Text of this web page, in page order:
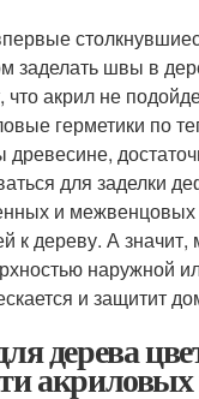
заделать швы в
что акрил не
герметики по
древесине,
для заделки
и межвенцовых
к дереву. А
наружной
и защитит
дерева